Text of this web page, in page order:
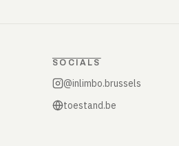
SOCIALS
@inlimbo.brussels
toestand.be